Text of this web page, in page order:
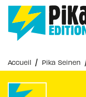
MENU
PIED DE PAGE
Accueil / Pika Seinen